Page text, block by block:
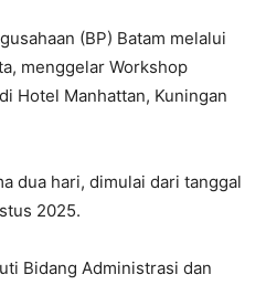
(BP) Batam melalui
menggelar Workshop
Hotel Manhattan, Kuningan
dua hari, dimulai dari tanggal
2025.
Bidang Administrasi dan